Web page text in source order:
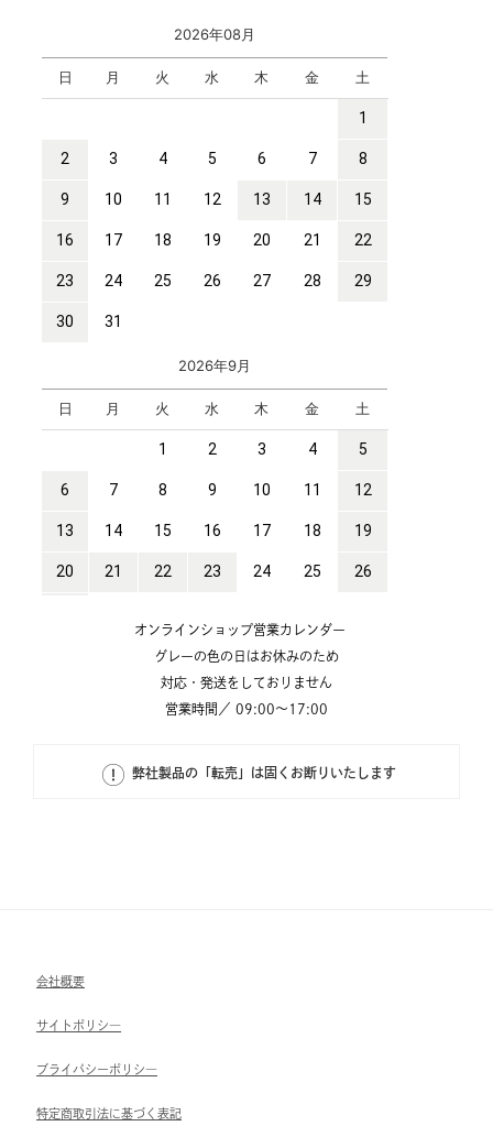
オンラインショップ営業カレンダー
グレーの色の日はお休みのため
対応・発送をしておりません
営業時間／ 09:00～17:00
弊社製品の「転売」は固くお断りいたします
会社概要
サイトポリシ―
ブライパシーポリシ―
特定商取引法に基づく表記